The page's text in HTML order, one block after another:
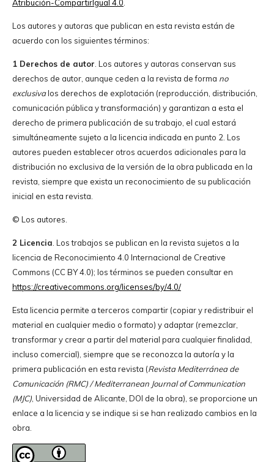
Atribución-CompartirIgual 4.0.
Los autores y autoras que publican en esta revista están de
acuerdo con los siguientes términos:
1 Derechos de autor. Los autores y autoras conservan sus
derechos de autor, aunque ceden a la revista de forma no
exclusivalos derechos de explotación (reproducción, distribución,
comunicación pública y transformación) y garantizan a esta el
derecho de primera publicación de su trabajo, el cual estará
simultáneamente sujeto a la licencia indicada en punto 2. Los
autores pueden establecer otros acuerdos adicionales para la
distribución no exclusiva de la versión de la obra publicada en la
revista, siempre que exista un reconocimiento de su publicación
inicial en esta revista.
© Los autores.
2 Licencia. Los trabajos se publican en la revista sujetos a la
licencia de Reconocimiento 4.0 Internacional de Creative
Commons (CC BY 4.0); los términos se pueden consultar en
https://creativecommons.org/licenses/by/4.0/
Esta licencia permite a terceros compartir (copiar y redistribuir el
material en cualquier medio o formato) y adaptar (remezclar,
transformar y crear a partir del material para cualquier finalidad,
incluso comercial), siempre que se reconozca la autoría y la
primera publicación en esta revista (Revista Mediterránea de
Comunicación (RMC) / Mediterranean Journal of Communication
(MJC), Universidad de Alicante, DOI de la obra), se proporcione un
enlace a la licencia y se indique si se han realizado cambios en la
obra.